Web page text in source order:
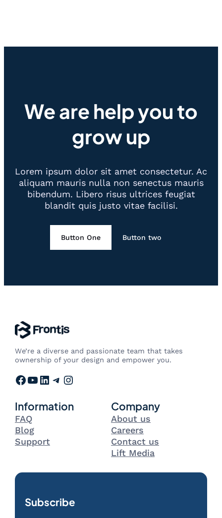
We are help you to
grow up
Lorem ipsum dolor sit amet consectetur. Ac
aliquam mauris nulla non senectus mauris
bibendum. Libero risus ultrices feugiat
blandit quis justo vitae facilisi.
Button One Button two
We’re a diverse and passionate team that takes
ownership of your design and empower you.
Facebook YouTube LinkedIn Telegram Instagram
Information
FAQ
Blog
Support
Company
About us
Careers
Contact us
Lift Media
Subscribe